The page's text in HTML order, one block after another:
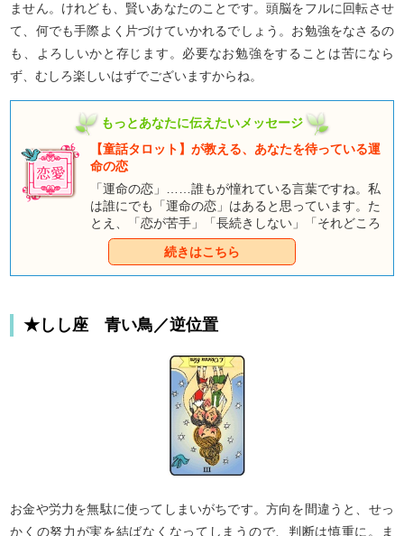
ません。けれども、賢いあなたのことです。頭脳をフルに回転させ
て、何でも手際よく片づけていかれるでしょう。お勉強をなさるの
も、よろしいかと存じます。必要なお勉強をすることは苦になら
ず、むしろ楽しいはずでございますからね。
もっとあなたに伝えたいメッセージ
【童話タロット】が教える、あなたを待っている運
命の恋
「運命の恋」……誰もが憧れている言葉ですね。私
は誰にでも「運命の恋」はあると思っています。た
とえ、「恋が苦手」「長続きしない」「それどころ
かなかなか両想いになれない」という人であって
も、必ず「運命の相手」が存在するはず。今回の占
いでは、【童話タロット】のキャラクターがあなた
らいたいから、と張り切っているようですよ。それ
続きはこちら
★しし座 青い鳥／逆位置
お金や労力を無駄に使ってしまいがちです。方向を間違うと、せっ
かくの努力が実を結ばなくなってしまうので、判断は慎重に。ま